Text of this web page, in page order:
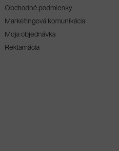
Obchodné podmienky
Marketingová komunikácia
Moja objednávka
Reklamácia